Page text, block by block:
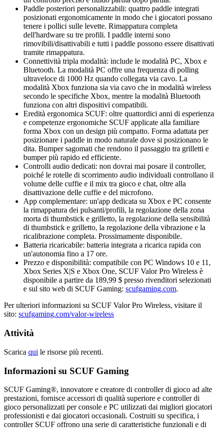
Paddle posteriori personalizzabili: quattro paddle integrati
posizionati ergonomicamente in modo che i giocatori possano
tenere i pollici sulle levette. Rimappatura completa
dell'hardware su tre profili. I paddle interni sono
rimovibili/disattivabili e tutti i paddle possono essere disattivati
tramite rimappatura.
Connettività tripla modalità: include le modalità PC, Xbox e
Bluetooth. La modalità PC offre una frequenza di polling
ultraveloce di 1000 Hz quando collegata via cavo. La
modalità Xbox funziona sia via cavo che in modalità wireless
secondo le specifiche Xbox, mentre la modalità Bluetooth
funziona con altri dispositivi compatibili.
Eredità ergonomica SCUF: oltre quattordici anni di esperienza
e competenze ergonomiche SCUF applicate alla familiare
forma Xbox con un design più compatto. Forma adattata per
posizionare i paddle in modo naturale dove si posizionano le
dita. Bumper sagomati che rendono il passaggio tra grilletti e
bumper più rapido ed efficiente.
Controlli audio dedicati: non dovrai mai posare il controller,
poiché le rotelle di scorrimento audio individuali controllano il
volume delle cuffie e il mix tra gioco e chat, oltre alla
disattivazione delle cuffie e del microfono.
App complementare: un'app dedicata su Xbox e PC consente
la rimappatura dei pulsanti/profili, la regolazione della zona
morta di thumbstick e grilletto, la regolazione della sensibilità
di thumbstick e grilletto, la regolazione della vibrazione e la
ricalibrazione completa. Prossimamente disponibile.
Batteria ricaricabile: batteria integrata a ricarica rapida con
un'autonomia fino a 17 ore.
Prezzo e disponibilità: compatibile con PC Windows 10 e 11,
Xbox Series X|S e Xbox One, SCUF Valor Pro Wireless è
disponibile a partire da 189,99 $ presso rivenditori selezionati
e sul sito web di SCUF Gaming: scufgaming.com.
Per ulteriori informazioni su SCUF Valor Pro Wireless, visitare il
sito: scufgaming.com/valor-wireless
Attività
Scarica qui le risorse più recenti.
Informazioni su SCUF Gaming
SCUF Gaming®, innovatore e creatore di controller di gioco ad alte
prestazioni, fornisce accessori di qualità superiore e controller di
gioco personalizzati per console e PC utilizzati dai migliori giocatori
professionisti e dai giocatori occasionali. Costruiti su specifica, i
controller SCUF offrono una serie di caratteristiche funzionali e di